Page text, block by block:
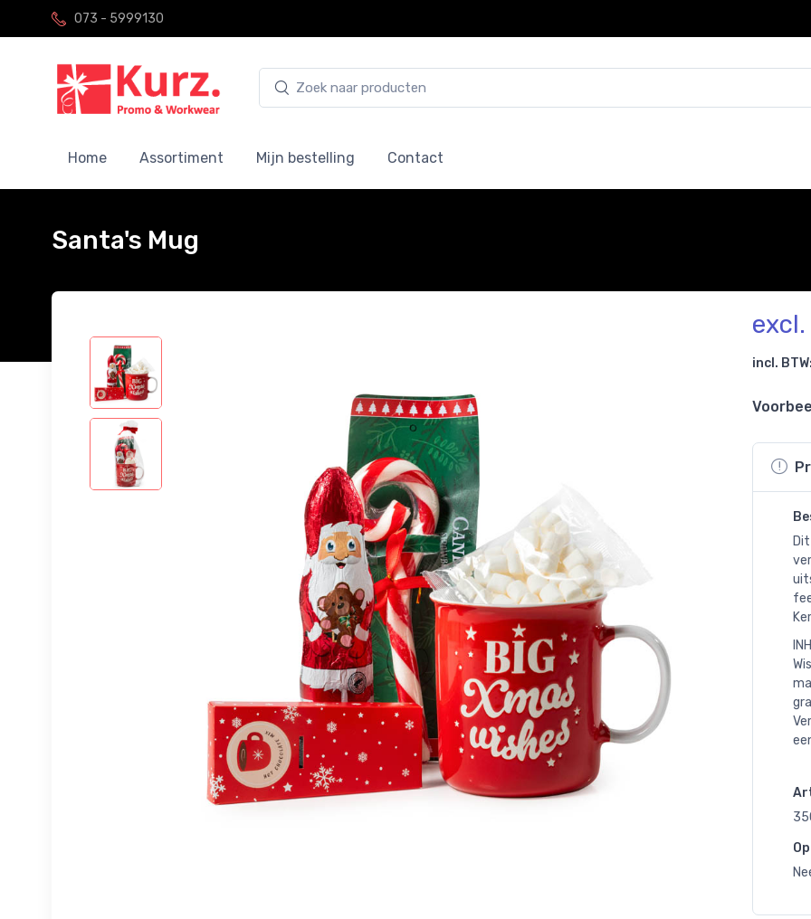
073 - 5999130
Home Assortiment Mijn bestelling Contact
Santa's Mug
excl.
incl. BTW: